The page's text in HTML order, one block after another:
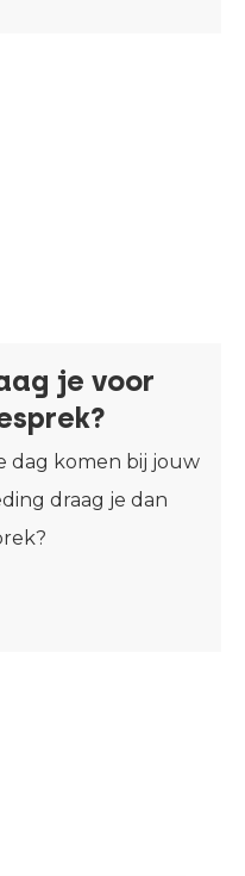
je voor
dag komen bij jouw
draag je dan